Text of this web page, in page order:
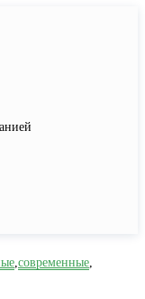
,современные,